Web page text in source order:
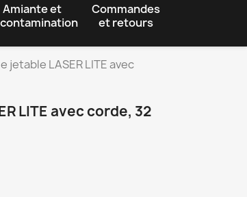
Amiante et
Commandes
et retours
jetable LASER LITE avec
LITE avec corde, 32